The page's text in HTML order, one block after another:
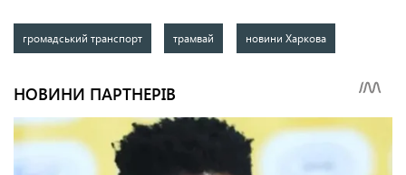
громадський транспорт трамвай новини Харкова